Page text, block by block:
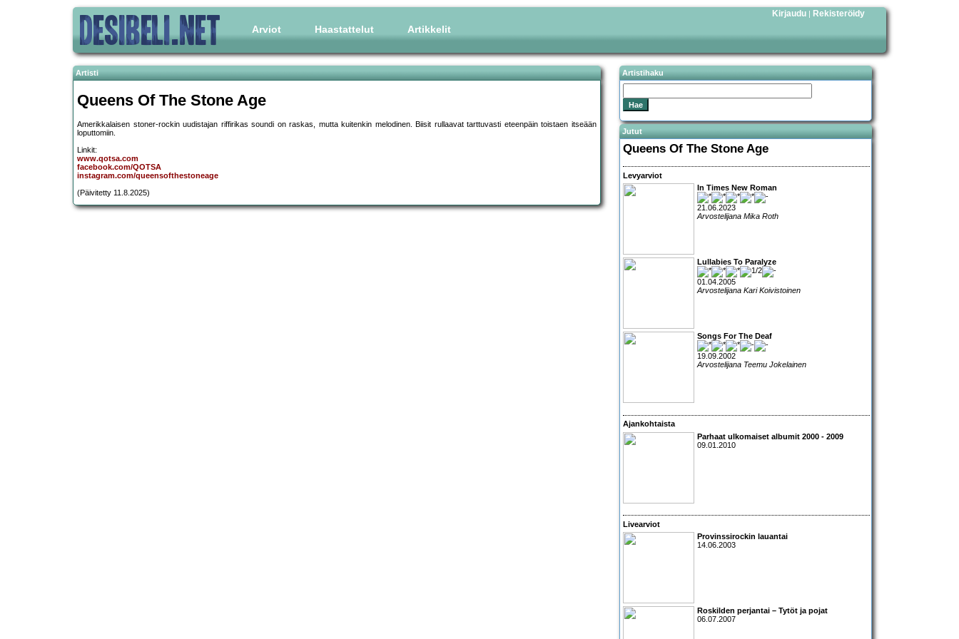
Arviot Haastattelut Artikkelit
Kirjaudu | Rekisteröidy
Artisti
Queens Of The Stone Age
Amerikkalaisen stoner-rockin uudistajan riffirikas soundi on raskas, mutta kuitenkin melodinen. Biisit rullaavat tarttuvasti eteenpäin toistaen itseään
loputtomiin.
Linkit:
www.qotsa.com
facebook.com/QOTSA
instagram.com/queensofthestoneage
(Päivitetty 11.8.2025)
Artistihaku
Jutut
Queens Of The Stone Age
Levyarviot
In Times New Roman
21.06.2023
Arvostelijana Mika Roth
Lullabies To Paralyze
01.04.2005
Arvostelijana Kari Koivistoinen
Songs For The Deaf
19.09.2002
Arvostelijana Teemu Jokelainen
Ajankohtaista
Parhaat ulkomaiset albumit 2000 - 2009
09.01.2010
Livearviot
Provinssirockin lauantai
14.06.2003
Roskilden perjantai – Tytöt ja pojat
06.07.2007